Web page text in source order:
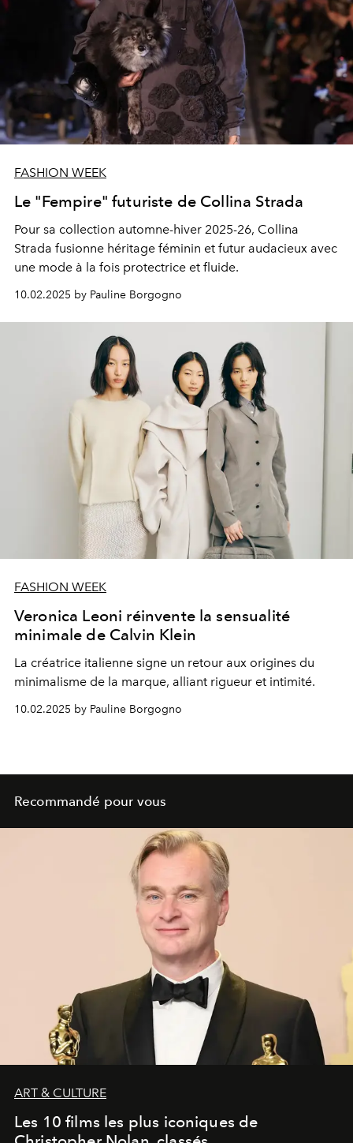
FASHION WEEK
Le "Fempire" futuriste de Collina Strada
Pour sa collection automne-hiver 2025-26, Collina
Strada fusionne héritage féminin et futur audacieux avec
une mode à la fois protectrice et fluide.
10.02.2025 by Pauline Borgogno
FASHION WEEK
Veronica Leoni réinvente la sensualité
minimale de Calvin Klein
La créatrice italienne signe un retour aux origines du
minimalisme de la marque, alliant rigueur et intimité.
10.02.2025 by Pauline Borgogno
Recommandé pour vous
ART & CULTURE
Les 10 films les plus iconiques de